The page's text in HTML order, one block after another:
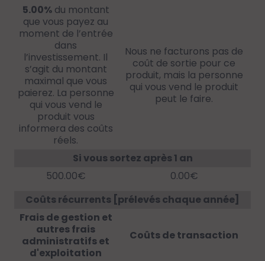
5.00%du montant
que vous payez au
moment de l’entrée
dans
l’investissement. Il
s’agit du montant
maximal que vous
paierez. La personne
qui vous vend le
produit vous
informera des coûts
réels.
Nous ne facturons pas de
coût de sortie pour ce
produit, mais la personne
qui vous vend le produit
peut le faire.
Si vous sortez après 1 an
500.00€
0.00€
Coûts récurrents [prélevés chaque année]
Frais de gestion et
autres frais
administratifs et
d'exploitation
Coûts de transaction